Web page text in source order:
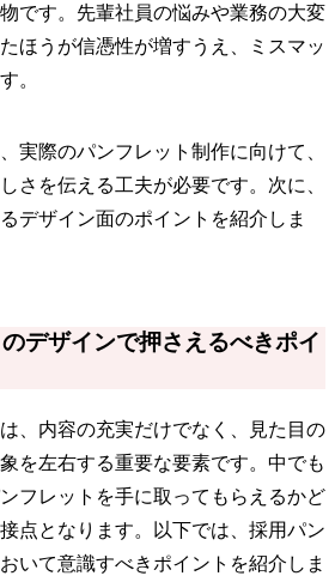
です。先輩社員の悩みや業務の大変
ほうが信憑性が増すうえ、ミスマッ
。
実際のパンフレット制作に向けて、
さを伝える工夫が必要です。次に、
デザイン面のポイントを紹介しま
デザインで押さえるべきポイ
、内容の充実だけでなく、見た目の
を左右する重要な要素です。中でも
フレットを手に取ってもらえるかど
点となります。以下では、採用パン
いて意識すべきポイントを紹介しま